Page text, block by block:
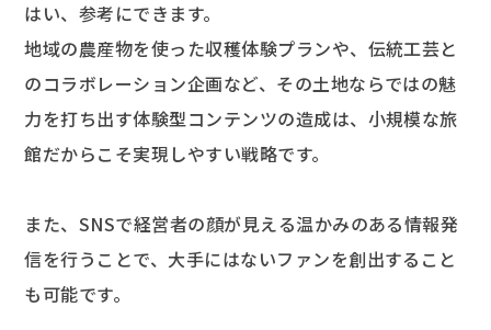
はい、参考にできます。
地域の農産物を使った収穫体験プランや、伝統工芸と
のコラボレーション企画など、その土地ならではの魅
力を打ち出す体験型コンテンツの造成は、小規模な旅
館だからこそ実現しやすい戦略です。
また、SNSで経営者の顔が見える温かみのある情報発
信を行うことで、大手にはないファンを創出すること
も可能です。